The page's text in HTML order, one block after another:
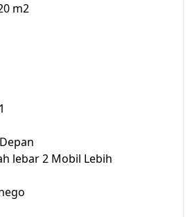
m2
lebar 2 Mobil Lebih